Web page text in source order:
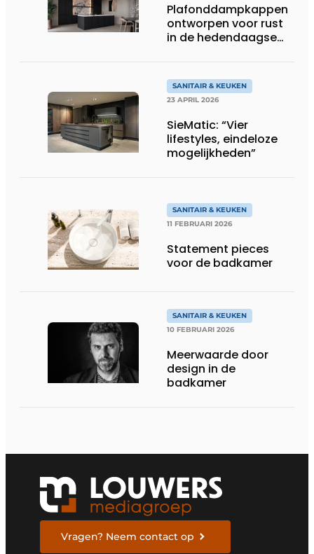
Plafonddampkappen
ontworpen voor rust
in de hedendaagse
SANITAIR & KEUKEN
23 APRIL 2026
SieMatic: “Vier
lifestyles, eindeloze
mogelijkheden”
SANITAIR & KEUKEN
11 FEBRUARI 2026
Statement pieces
voor de badkamer
SANITAIR & KEUKEN
10 FEBRUARI 2026
Meerwaarde door
design in de
badkamer
Vragen? Neem contact op